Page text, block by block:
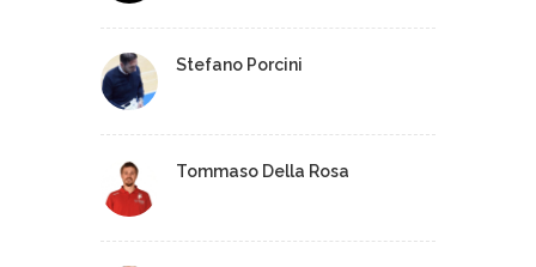
Stefano Porcini
Tommaso Della Rosa